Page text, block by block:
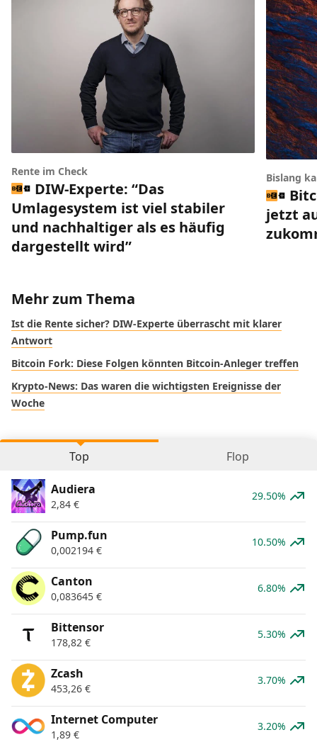
Rente im Check
DIW-Experte: “Das
Umlagesystem ist viel stabiler
und nachhaltiger als es häufig
dargestellt wird”
Bislang
jetzt
Mehr zum Thema
Ist die Rente sicher? DIW-Experte überrascht mit klarer
Antwort
Bitcoin Fork: Diese Folgen könnten Bitcoin-Anleger treffen
Krypto-News: Das waren die wichtigsten Ereignisse der
Woche
Top Flop
Audiera
2,84 €
29.50%
Pump.fun
0,002194 €
10.50%
Canton
0,083645 €
6.80%
Bittensor
178,82 €
5.30%
Zcash
453,26 €
3.70%
Internet Computer
1,89 €
3.20%